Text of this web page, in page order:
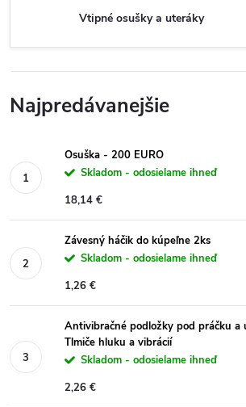
Vtipné osušky a uteráky
Najpredávanejšie
Osuška - 200 EURO
Skladom - odosielame ihneď
18,14 €
Závesný háčik do kúpeľne 2ks
Skladom - odosielame ihneď
1,26 €
Antivibračné podložky pod práčku a
Tlmiče hluku a vibrácií
Skladom - odosielame ihneď
2,26 €